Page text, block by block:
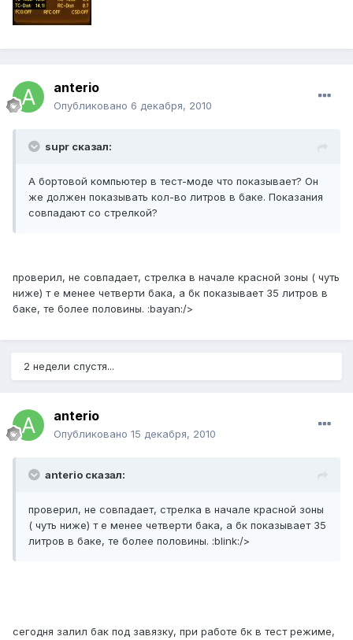
anterio
Опубликовано 6 декабря, 2010
supr сказал:
А бортовой компьютер в тест-моде что показывает? Он
же должен показывать кол-во литров в баке. Показания
совпадают со стрелкой?
проверил, не совпадает, стрелка в начале красной зоны ( чуть
ниже) т е менее четверти бака, а бк показывает 35 литров в
баке, те более половины. :bayan:/>
2 недели спустя...
anterio
Опубликовано 15 декабря, 2010
anterio сказал:
проверил, не совпадает, стрелка в начале красной зоны
( чуть ниже) т е менее четверти бака, а бк показывает 35
литров в баке, те более половины. :blink:/>
сегодня залил бак под завязку, при работе бк в тест режиме,